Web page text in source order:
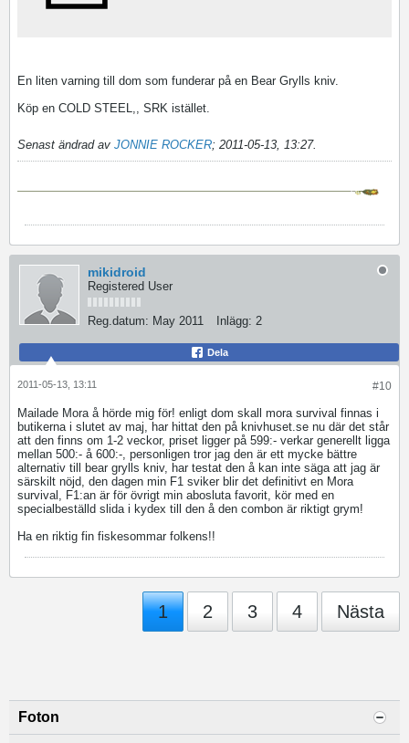
En liten varning till dom som funderar på en Bear Grylls kniv.
Köp en COLD STEEL,, SRK istället.
Senast ändrad av JONNIE ROCKER; 2011-05-13, 13:27.
mikidroid
Registered User
Reg.datum: May 2011 Inlägg: 2
Dela
#10
2011-05-13, 13:11
Mailade Mora å hörde mig för! enligt dom skall mora survival finnas i
butikerna i slutet av maj, har hittat den på knivhuset.se nu där det står
att den finns om 1-2 veckor, priset ligger på 599:- verkar generellt ligga
mellan 500:- å 600:-, personligen tror jag den är ett mycke bättre
alternativ till bear grylls kniv, har testat den å kan inte säga att jag är
särskilt nöjd, den dagen min F1 sviker blir det definitivt en Mora
survival, F1:an är för övrigt min abosluta favorit, kör med en
specialbeställd slida i kydex till den å den combon är riktigt grym!
Ha en riktig fin fiskesommar folkens!!
1 2 3 4 Nästa
Foton